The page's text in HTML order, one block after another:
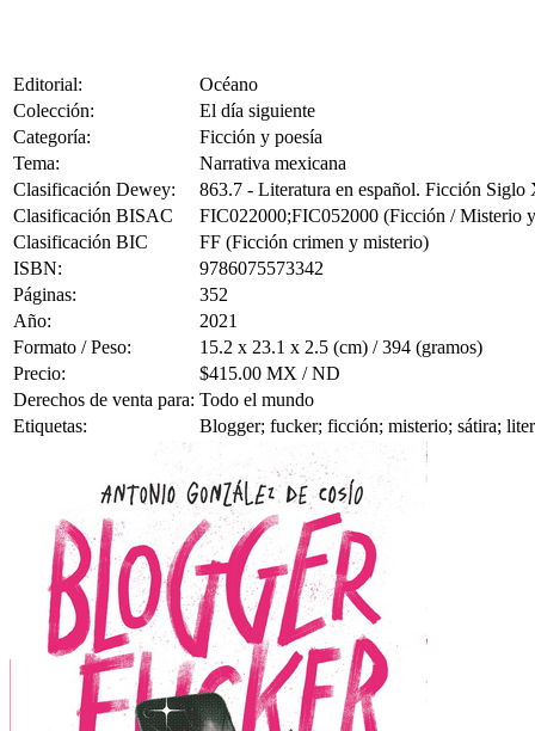
Editorial:
Océano
Colección:
El día siguiente
Categoría:
Ficción y poesía
Tema:
Narrativa mexicana
Clasificación Dewey:
863.7 - Literatura en español. Ficción
Clasificación BISAC
FIC022000;FIC052000 (Ficción / Misterio
Clasificación BIC
FF (Ficción crimen y misterio)
ISBN:
9786075573342
Páginas:
352
Año:
2021
Formato / Peso:
15.2 x 23.1 x 2.5 (cm) / 394 (gramos)
Precio:
$415.00 MX / ND
Derechos de venta para: Todo el mundo
Etiquetas:
Blogger; fucker; ficción; misterio; sátira;